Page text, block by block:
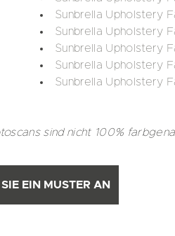
Sunbrella Upholstery
Sunbrella Upholstery
Sunbrella Upholstery
Sunbrella Upholstery
Sunbrella Upholstery
sind nicht 100%
EIN MUSTER AN